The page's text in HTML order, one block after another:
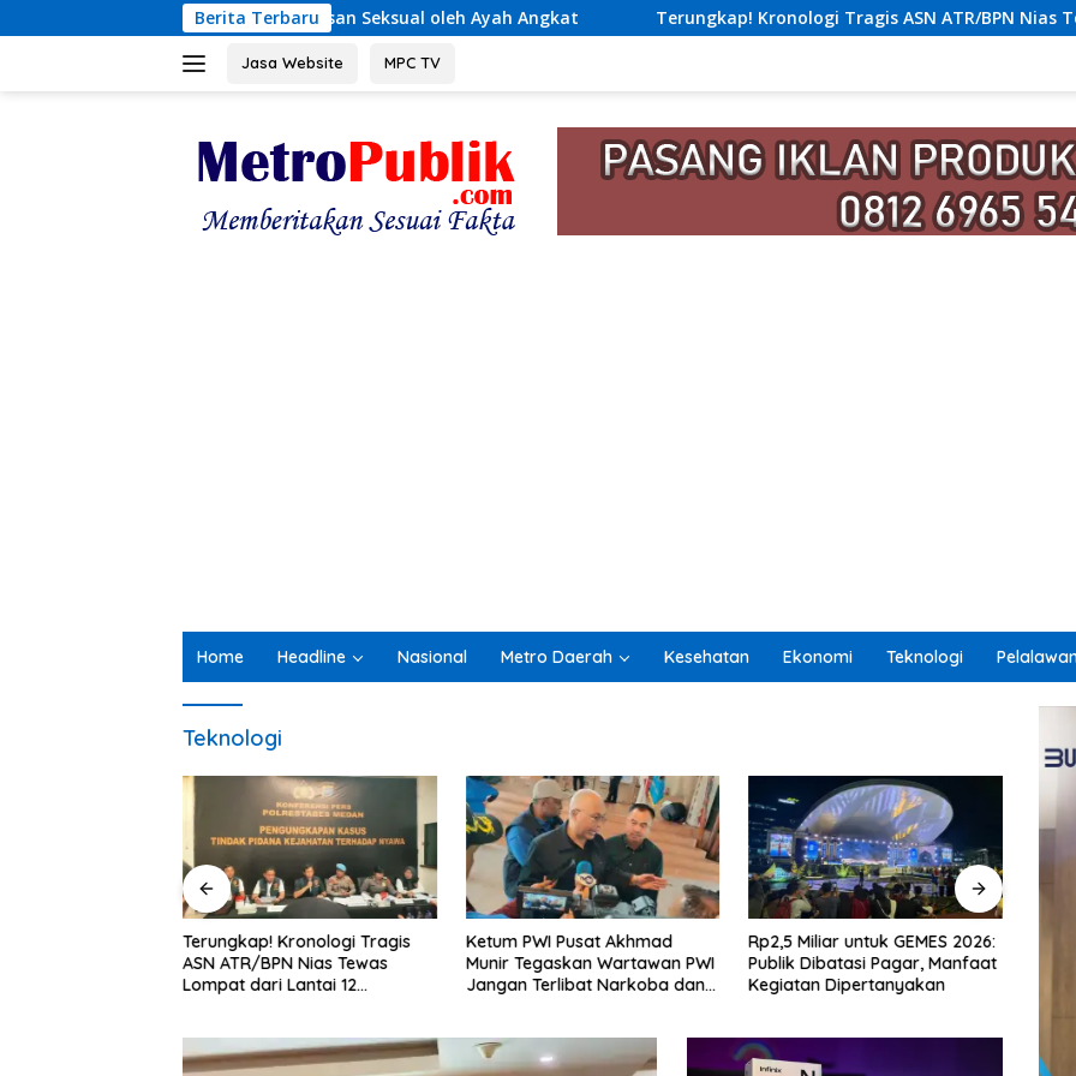
ke
Berita Terbaru
Kekerasan Seksual oleh Ayah Angkat Terungkap! Kronologi Tragis ASN ATR/BPN Nias Tewas Lompat dari
Jasa Website MPC TV
Home Headline Nasional Metro Daerah Kesehatan Ekonomi Teknologi
Teknologi
Ketum PWI Pusat Akhmad
Munir Tegaskan Wartawan PWI
Jangan Terlibat Narkoba dan
Rp2,5 Miliar untuk GEMES 2026:
Publik Dibatasi Pagar, Manfaat
Kegiatan Dipertanyakan
Lunas PBB Bisa Dapat Motor!
Bapenda Kota Medan Siapkan
2 Sepeda Motor dan Puluhan